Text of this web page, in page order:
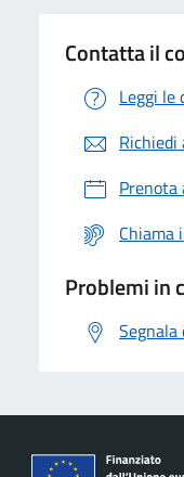
Contatta il
Leggi le
Richiedi
Chiama
Problemi in